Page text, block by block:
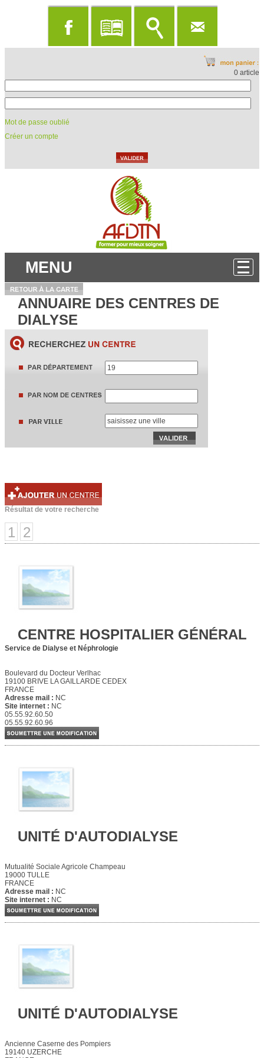
0 article
Mot de passe oublié
Créer un compte
MENU
ANNUAIRE DES CENTRES DE
DIALYSE
Résultat de votre recherche
1 2
CENTRE HOSPITALIER GÉNÉRAL
Service de Dialyse et Néphrologie
Boulevard du Docteur Verlhac
19100 BRIVE LA GAILLARDE CEDEX
FRANCE
Adresse mail : NC
Site internet : NC
05.55.92.60.50
05.55.92.60.96
UNITÉ D'AUTODIALYSE
Mutualité Sociale Agricole Champeau
19000 TULLE
FRANCE
Adresse mail : NC
Site internet : NC
UNITÉ D'AUTODIALYSE
Ancienne Caserne des Pompiers
19140 UZERCHE